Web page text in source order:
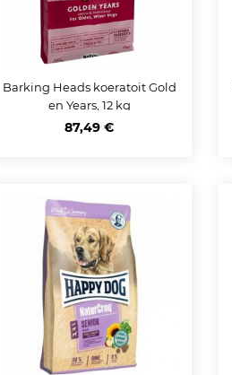
Barking Heads koeratoit Gold
en Years, 12 kg
87,49 €